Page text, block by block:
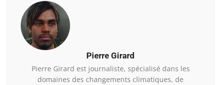
Pierre Girard
Pierre Girard est journaliste, spécialisé dans les
domaines des changements climatiques, de